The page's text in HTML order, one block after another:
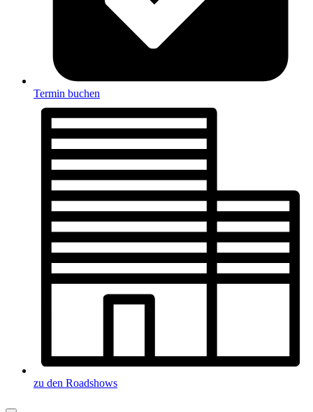
Termin buchen
zu den Roadshows